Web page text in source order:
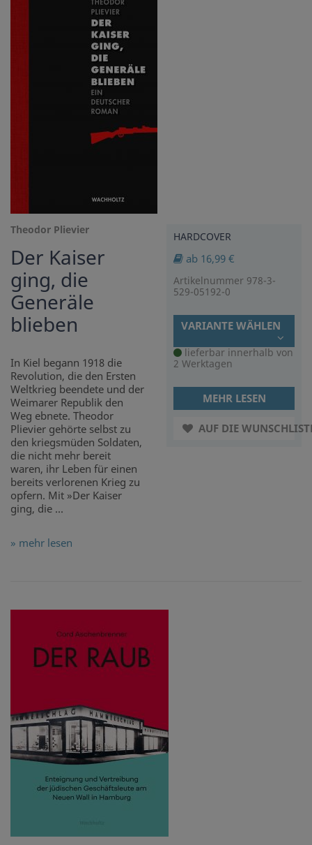
Theodor Plievier
Der Kaiser
ging, die
Generäle
blieben
In Kiel begann 1918 die
Revolution, die den Ersten
Weltkrieg beendete und der
Weimarer Republik den
Weg ebnete. Theodor
Plievier gehörte selbst zu
den kriegsmüden Soldaten,
die nicht mehr bereit
waren, ihr Leben für einen
bereits verlorenen Krieg zu
opfern. Mit »Der Kaiser
ging, die ...
» mehr lesen
HARDCOVER
ab 16,99 €
Artikelnummer 978-3-
529-05192-0
VARIANTE WÄHLEN
lieferbar innerhalb von
2 Werktagen
MEHR LESEN
AUF DIE